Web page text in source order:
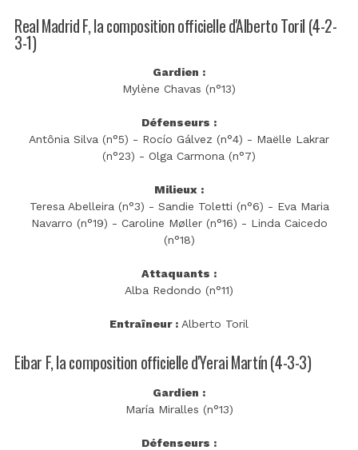
Real Madrid F, la composition officielle d'Alberto Toril (4-2-
3-1)
Gardien :
Mylène Chavas (n°13)
Défenseurs :
Antônia Silva (n°5) - Rocío Gálvez (n°4) - Maëlle Lakrar
(n°23) - Olga Carmona (n°7)
Milieux :
Teresa Abelleira (n°3) - Sandie Toletti (n°6) - Eva Maria
Navarro (n°19) - Caroline Møller (n°16) - Linda Caicedo
(n°18)
Attaquants :
Alba Redondo (n°11)
Entraîneur : Alberto Toril
Eibar F, la composition officielle d'Yerai Martín (4-3-3)
Gardien :
María Miralles (n°13)
Défenseurs :